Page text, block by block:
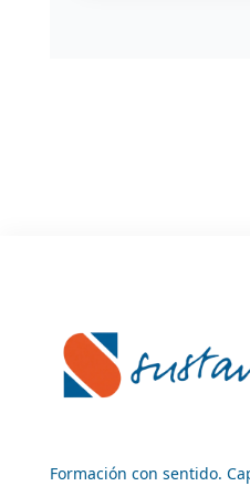
Formación con sentido.